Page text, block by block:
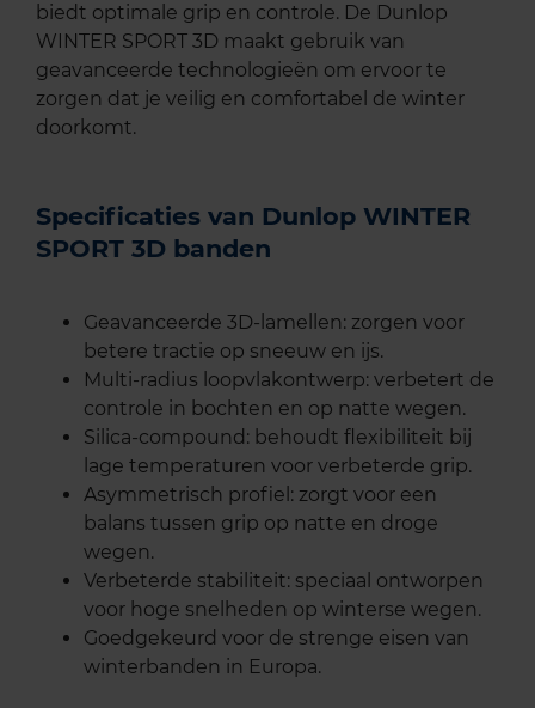
biedt optimale grip en controle. De Dunlop
WINTER SPORT 3D maakt gebruik van
geavanceerde technologieën om ervoor te
zorgen dat je veilig en comfortabel de winter
doorkomt.
Specificaties van Dunlop WINTER
SPORT 3D banden
Geavanceerde 3D-lamellen: zorgen voor
betere tractie op sneeuw en ijs.
Multi-radius loopvlakontwerp: verbetert de
controle in bochten en op natte wegen.
Silica-compound: behoudt flexibiliteit bij
lage temperaturen voor verbeterde grip.
Asymmetrisch profiel: zorgt voor een
balans tussen grip op natte en droge
wegen.
Verbeterde stabiliteit: speciaal ontworpen
voor hoge snelheden op winterse wegen.
Goedgekeurd voor de strenge eisen van
winterbanden in Europa.